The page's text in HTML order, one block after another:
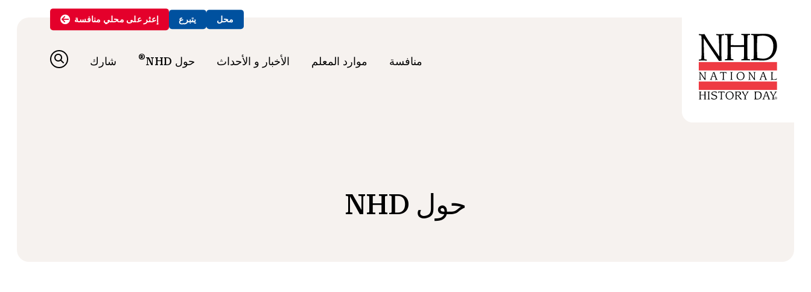
محل يتبرع إعثر على محلي منافسة
منافسة موارد المعلم الأخبار و الأحداث حول NHD ® شارك
حول NHD